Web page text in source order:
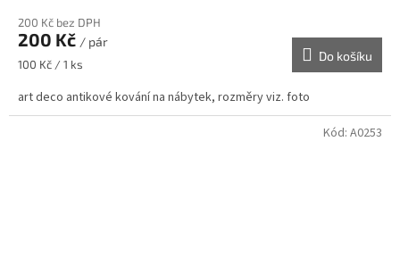
200 Kč bez DPH
200 Kč / pár
Měrná
100 Kč / 1 ks
Do košíku
art deco antikové kování na nábytek, rozměry viz. foto
Kód: A0253